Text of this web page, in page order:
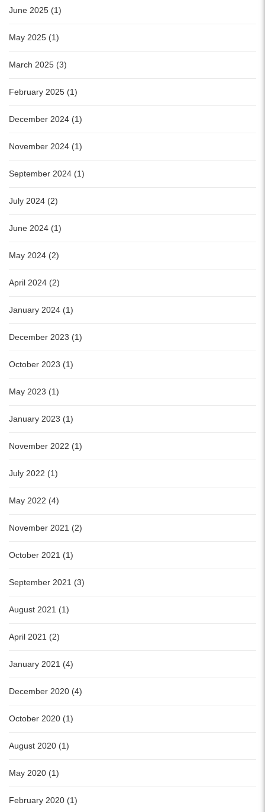
June 2025 (1)
May 2025 (1)
March 2025 (3)
February 2025 (1)
December 2024 (1)
November 2024 (1)
September 2024 (1)
July 2024 (2)
June 2024 (1)
May 2024 (2)
April 2024 (2)
January 2024 (1)
December 2023 (1)
October 2023 (1)
May 2023 (1)
January 2023 (1)
November 2022 (1)
July 2022 (1)
May 2022 (4)
November 2021 (2)
October 2021 (1)
September 2021 (3)
August 2021 (1)
April 2021 (2)
January 2021 (4)
December 2020 (4)
October 2020 (1)
August 2020 (1)
May 2020 (1)
February 2020 (1)